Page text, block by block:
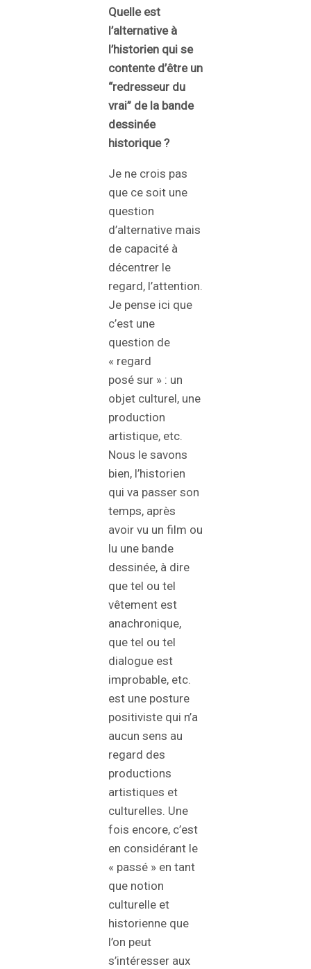
Quelle est
l’alternative à
l’historien qui se
contente d’être un
“redresseur du
vrai” de la bande
dessinée
historique ?
Je ne crois pas
que ce soit une
question
d’alternative mais
de capacité à
décentrer le
regard, l’attention.
Je pense ici que
c’est une
question de
« regard
posé sur » : un
objet culturel, une
production
artistique, etc.
Nous le savons
bien, l’historien
qui va passer son
temps, après
avoir vu un film ou
lu une bande
dessinée, à dire
que tel ou tel
vêtement est
anachronique,
que tel ou tel
dialogue est
improbable, etc.
est une posture
positiviste qui n’a
aucun sens au
regard des
productions
artistiques et
culturelles. Une
fois encore, c’est
en considérant le
« passé » en tant
que notion
culturelle et
historienne que
l’on peut
s’intéresser aux